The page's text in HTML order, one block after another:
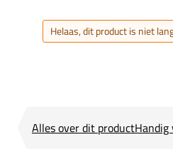
Helaas, dit product is niet
Alles over dit productHandig